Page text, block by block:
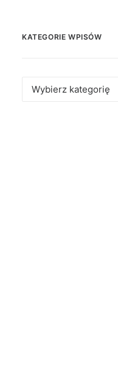
KATEGORIE WPISÓW
Kategorie